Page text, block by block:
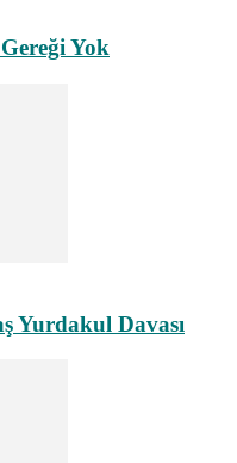
Yok
Yurdakul Davası